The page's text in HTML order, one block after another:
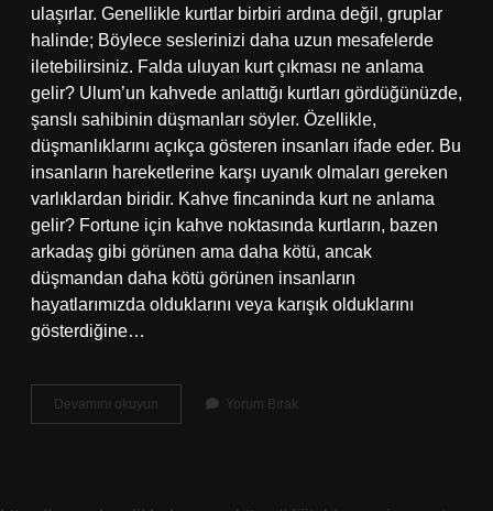
ulaşırlar. Genellikle kurtlar birbiri ardına değil, gruplar
halinde; Böylece seslerinizi daha uzun mesafelerde
iletebilirsiniz. Falda uluyan kurt çıkması ne anlama
gelir? Ulum’un kahvede anlattığı kurtları gördüğünüzde,
şanslı sahibinin düşmanları söyler. Özellikle,
düşmanlıklarını açıkça gösteren insanları ifade eder. Bu
insanların hareketlerine karşı uyanık olmaları gereken
varlıklardan biridir. Kahve fincaninda kurt ne anlama
gelir? Fortune için kahve noktasında kurtların, bazen
arkadaş gibi görünen ama daha kötü, ancak
düşmandan daha kötü görünen insanların
hayatlarımızda olduklarını veya karışık olduklarını
gösterdiğine…
Devamını okuyun
Kurt
Yorum Bırak